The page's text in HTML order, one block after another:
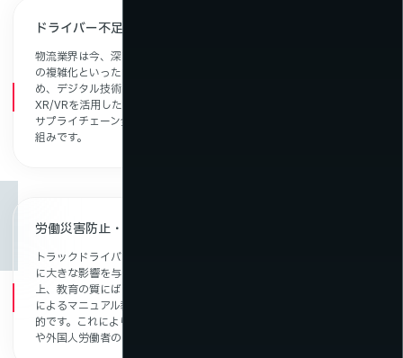
ドライバー不足・高齢化に対応するデジタル教育の必要性
物流業界は今、深刻な人手不足や高齢化、労働災害のリスク、業務
の複雑化といった課題に直面しています。これらの課題に対応するた
め、デジタル技術の導入が急速に進んでおり、特に動画配信や
XR/VRを活用した教育・業務支援が注目されています。物流DXは、
サプライチェーン全体の効率化と安全性向上に貢献する重要な取り
組みです。
労働災害防止・交通安全の徹底とKYT教育の重要性
トラックドライバーの高齢化と若手人材の不足は、物流の安定供給
に大きな影響を与えています。従来のOJTでは時間とコストがかかる
上、教育の質にばらつきが生じることもあります。そこで、動画配信
によるマニュアル教育やVRを活用した運転シミュレーションが効果
的です。これにより、短期間で標準化された教育を提供でき、若手
や外国人労働者のスムーズな戦力化が可能になります。